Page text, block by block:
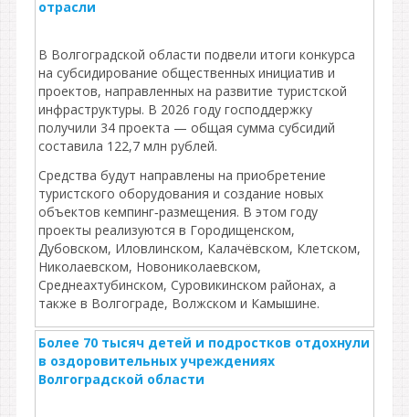
отрасли
В Волгоградской области подвели итоги конкурса
на субсидирование общественных инициатив и
проектов, направленных на развитие туристской
инфраструктуры. В 2026 году господдержку
получили 34 проекта — общая сумма субсидий
составила 122,7 млн рублей.
Средства будут направлены на приобретение
туристского оборудования и создание новых
объектов кемпинг‑размещения. В этом году
проекты реализуются в Городищенском,
Дубовском, Иловлинском, Калачёвском, Клетском,
Николаевском, Новониколаевском,
Среднеахтубинском, Суровикинском районах, а
также в Волгограде, Волжском и Камышине.
Более 70 тысяч детей и подростков отдохнули
в оздоровительных учреждениях
Волгоградской области